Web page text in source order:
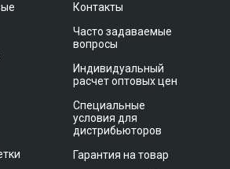
Контакты
Часто задаваемые
вопросы
Индивидуальный
расчет оптовых цен
Специальные
условия для
дистрибьюторов
Гарантия на товар